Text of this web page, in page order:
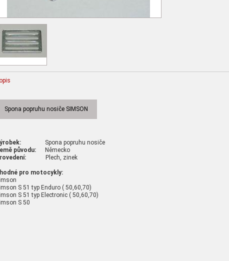
Spona popruhu nosiče SIMSON
Spona popruhu nosiče
původu: Německo
Plech, zinek
pro motocykly:
S 51 typ Enduro ( 50,60,70)
S 51 typ Electronic ( 50,60,70)
S 50